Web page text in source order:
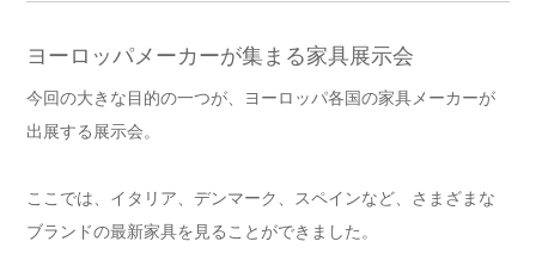
ヨーロッパメーカーが集まる家具展示会
今回の大きな目的の一つが、ヨーロッパ各国の家具メーカーが
出展する展示会。
ここでは、イタリア、デンマーク、スペインなど、さまざまな
ブランドの最新家具を見ることができました。